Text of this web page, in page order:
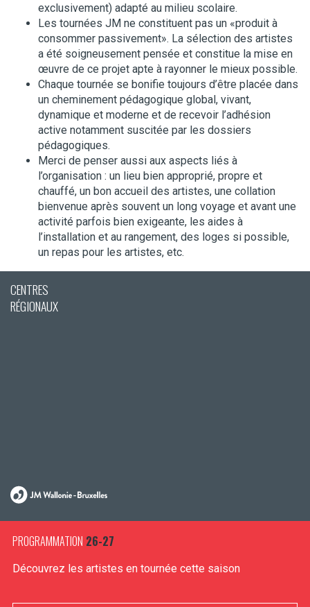
exclusivement) adapté au milieu scolaire.
Les tournées JM ne constituent pas un «produit à
consommer passivement». La sélection des artistes
a été soigneusement pensée et constitue la mise en
œuvre de ce projet apte à rayonner le mieux possible.
Chaque tournée se bonifie toujours d’être placée dans
un cheminement pédagogique global, vivant,
dynamique et moderne et de recevoir l’adhésion
active notamment suscitée par les dossiers
pédagogiques.
Merci de penser aussi aux aspects liés à
l’organisation : un lieu bien approprié, propre et
chauffé, un bon accueil des artistes, une collation
bienvenue après souvent un long voyage et avant une
activité parfois bien exigeante, les aides à
l’installation et au rangement, des loges si possible,
un repas pour les artistes, etc.
CENTRES
RÉGIONAUX
PROGRAMMATION 26-27
Découvrez les artistes en tournée cette saison